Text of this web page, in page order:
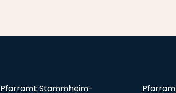
Pfarramt Stammheim-